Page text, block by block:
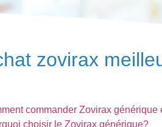
zovirax
commander Zovirax générique
choisir le Zovirax générique?